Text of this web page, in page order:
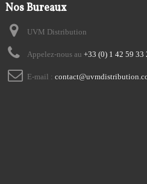
Nos Bureaux
UVM Distribution
Appelez-nous au +33 (0) 1 42 59 33
E-mail :